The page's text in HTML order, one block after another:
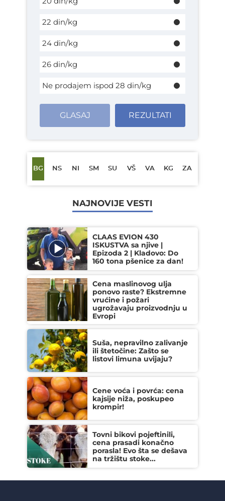
22 din/kg
24 din/kg
26 din/kg
Ne prodajem ispod 28 din/kg
GLASAJ REZULTATI
BG NS NI SM SU VŠ VA KG ZA
NAJNOVIJE VESTI
CLAAS EVION 430
ISKUSTVA sa njive |
Epizoda 2 | Kladovo: Do
160 tona pšenice za dan!
Cena maslinovog ulja
ponovo raste? Ekstremne
vrućine i požari
ugrožavaju proizvodnju u
Evropi
Suša, nepravilno zalivanje
ili štetočine: Zašto se
listovi limuna uvijaju?
Cene voća i povrća: cena
kajsije niža, poskupeo
krompir!
Tovni bikovi pojeftinili,
cena prasadi konačno
porasla! Evo šta se dešava
na tržištu stoke...